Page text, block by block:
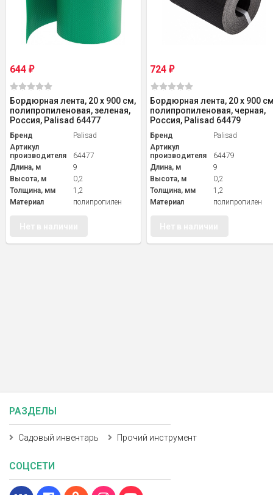
644 ₽
Бордюрная лента, 20 х 900 см,
полипропиленовая, зеленая,
Россия, Palisad 64477
Бренд
Palisad
Артикул
производителя
64477
Длина, м
9
Высота, м
0,2
Толщина, мм
1,2
Материал
полипропилен
724₽
Бордюрная лента, 20 х 900
полипропиленовая, черная,
Россия, Palisad 64479
Бренд
Palisad
Артикул
производителя
64479
Длина, м
9
Высота, м
0,2
Толщина, мм
1,2
Материал
полипропилен
РАЗДЕЛЫ
Садовый инвентарь Прочий инструмент
СОЦСЕТИ